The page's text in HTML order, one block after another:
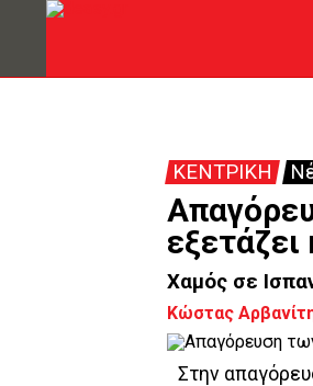
ΚΕΝΤΡΙΚΗ
Χαμός σε
Κώστας
Στην